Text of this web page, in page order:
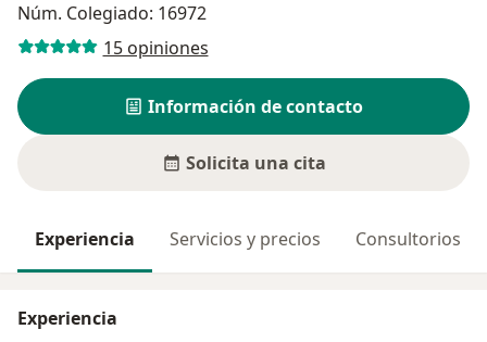
Núm. Colegiado: 16972
15 opiniones
Información de contacto
Solicita una cita
Experiencia Servicios y precios Consultorios
Experiencia